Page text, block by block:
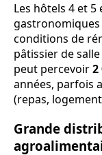
Les hôtels 4 et
conditions de
pâtissier de
peut percevoir2
années, parfois
(repas,
Grande